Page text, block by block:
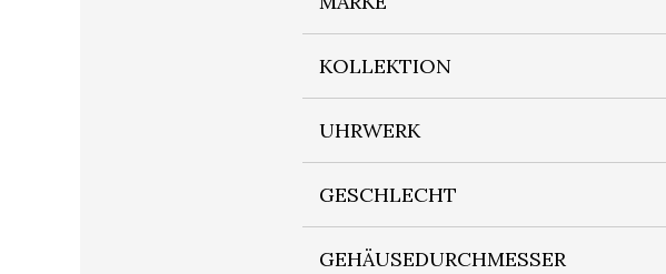
KOLLEKTION
UHRWERK
GESCHLECHT
GEHÄUSEDURCHMESSER